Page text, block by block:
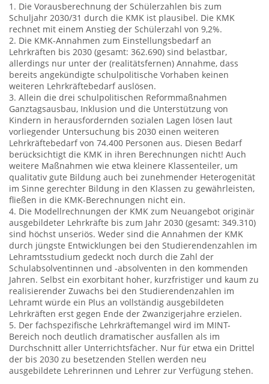
1. Die Vorausberechnung der Schülerzahlen bis zum
Schuljahr 2030/31 durch die KMK ist plausibel. Die KMK
rechnet mit einem Anstieg der Schülerzahl von 9,2%.
2. Die KMK-Annahmen zum Einstellungsbedarf an
Lehrkräften bis 2030 (gesamt: 362.690) sind belastbar,
allerdings nur unter der (realitätsfernen) Annahme, dass
bereits angekündigte schulpolitische Vorhaben keinen
weiteren Lehrkräftebedarf auslösen.
3. Allein die drei schulpolitischen Reformmaßnahmen
Ganztagsausbau, Inklusion und die Unterstützung von
Kindern in herausfordernden sozialen Lagen lösen laut
vorliegender Untersuchung bis 2030 einen weiteren
Lehrkräftebedarf von 74.400 Personen aus. Diesen Bedarf
berücksichtigt die KMK in ihren Berechnungen nicht! Auch
weitere Maßnahmen wie etwa kleinere Klassenteiler, um
qualitativ gute Bildung auch bei zunehmender Heterogenität
im Sinne gerechter Bildung in den Klassen zu gewährleisten,
fließen in die KMK-Berechnungen nicht ein.
4. Die Modellrechnungen der KMK zum Neuangebot originär
ausgebildeter Lehrkräfte bis zum Jahr 2030 (gesamt: 349.310)
sind höchst unseriös. Weder sind die Annahmen der KMK
durch jüngste Entwicklungen bei den Studierendenzahlen im
Lehramtsstudium gedeckt noch durch die Zahl der
Schulabsolventinnen und -absolventen in den kommenden
Jahren. Selbst ein exorbitant hoher, kurzfristiger und kaum zu
realisierender Zuwachs bei den Studierendenzahlen im
Lehramt würde ein Plus an vollständig ausgebildeten
Lehrkräften erst gegen Ende der Zwanzigerjahre erzielen.
5. Der fachspezifische Lehrkräftemangel wird im MINT-
Bereich noch deutlich dramatischer ausfallen als im
Durchschnitt aller Unterrichtsfächer. Nur für etwa ein Drittel
der bis 2030 zu besetzenden Stellen werden neu
ausgebildete Lehrerinnen und Lehrer zur Verfügung stehen.